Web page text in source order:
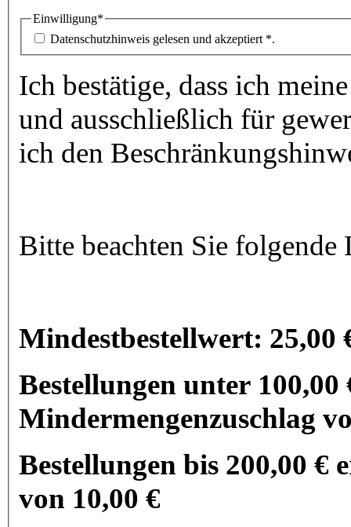
Einwilligung*
Datenschutzhinweis gelesen und akzeptiert *.
Ich bestätige, dass ich
und ausschließlich für
ich den
Bitte beachten Sie
Mindestbestellwert: 25,00
Bestellungen unter
Mindermengenzuschlag
Bestellungen bis 200,00 €
von 10,00 €